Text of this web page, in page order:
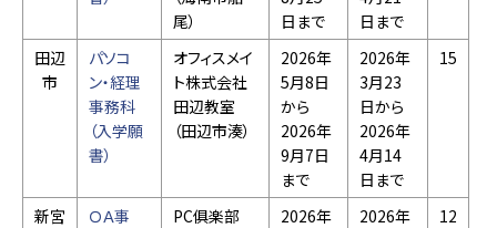
尾）
日まで
日まで
田辺
市
パソコ
ン・経理
事務科
（入学願
書）
オフィスメイ
ト株式会社
田辺教室
（田辺市湊）
2026年
5月8日
から
2026年
9月7日
まで
2026年
3月23
日から
2026年
4月14
日まで
15
新宮
ＯＡ事
PC俱楽部
2026年
2026年
12